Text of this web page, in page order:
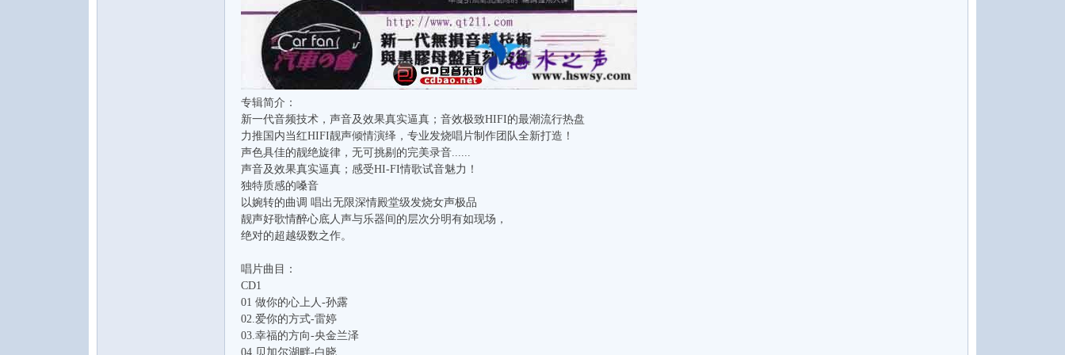
专辑简介：
新一代音频技术，声音及效果真实逼真；音效极致HIFI的最潮流行热盘
力推国内当红HIFI靓声倾情演绎，专业发烧唱片制作团队全新打造！
声色具佳的靓绝旋律，无可挑剔的完美录音......
声音及效果真实逼真；感受HI-FI情歌试音魅力！
独特质感的嗓音
以婉转的曲调 唱出无限深情殿堂级发烧女声极品
靓声好歌情醉心底人声与乐器间的层次分明有如现场，
绝对的超越级数之作。
唱片曲目：
CD1
01 做你的心上人-孙露
02.爱你的方式-雷婷
03.幸福的方向-央金兰泽
04.贝加尔湖畔-白晓